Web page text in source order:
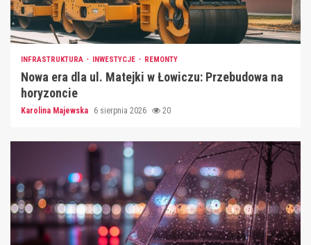
INFRASTRUKTURA INWESTYCJE REMONTY
Nowa era dla ul. Matejki w Łowiczu: Przebudowa na
horyzoncie
Karolina Majewska 6 sierpnia 2026 20